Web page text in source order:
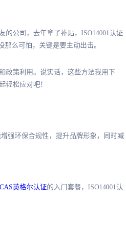
的公司，去年拿了补贴，ISO14001认证
么可怕，关键是要主动出击。
政策利用。说实话，这些方法我用下
轻松应对吧！
强环保合规性，提升品牌形象，同时减
英格尔认证的入门套餐，ISO14001认